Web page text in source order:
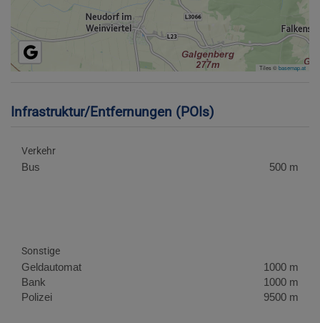
Tiles ©basemap.at
Infrastruktur/Entfernungen (POIs)
Verkehr
Bus 500 m
Sonstige
Geldautomat
1000 m
Bank
1000 m
Polizei
9500 m